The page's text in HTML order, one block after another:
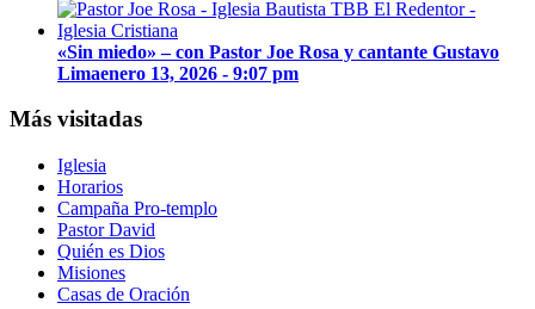
«Sin miedo» – con Pastor Joe Rosa y cantante Gustavo
Limaenero 13, 2026 - 9:07 pm
Más visitadas
Iglesia
Horarios
Campaña Pro-templo
Pastor David
Quién es Dios
Misiones
Casas de Oración